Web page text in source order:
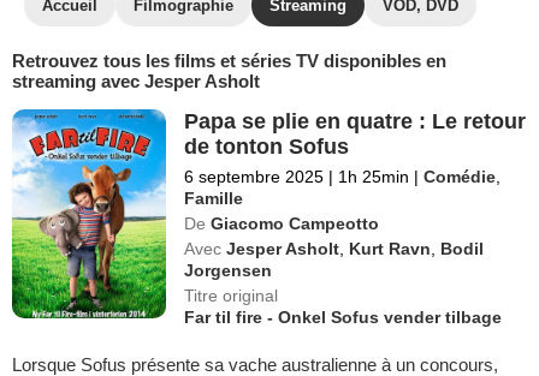
Accueil Filmographie Streaming VOD, DVD
Retrouvez tous les films et séries TV disponibles en
streaming avec Jesper Asholt
Papa se plie en quatre : Le retour
de tonton Sofus
6 septembre 2025 | 1h 25min | Comédie
Famille
De Giacomo Campeotto
Avec Jesper Asholt Kurt Ravn
Bodil
Jorgensen
Titre original
Far til fire - Onkel Sofus vender tilbage
Lorsque Sofus présente sa vache australienne à un concours,